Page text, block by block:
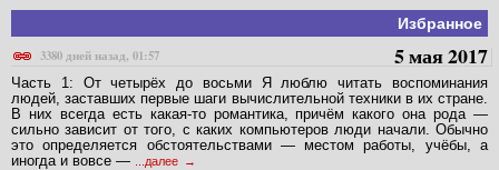
Избранное
3380 дней назад, 01:57
5 мая 2017
Часть 1: От четырёх до восьми Я люблю читать воспоминания
людей, заставших первые шаги вычислительной техники в их стране.
В них всегда есть какая-то романтика, причём какого она рода —
сильно зависит от того, с каких компьютеров люди начали. Обычно
это определяется обстоятельствами — местом работы, учёбы, а
иногда и вовсе —
...далее